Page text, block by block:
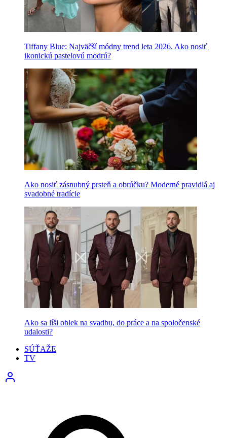
Tiffany Blue: Najväčší módny trend leta 2026. Ako nosiť
ikonickú pastelovú modrú?
Ako nosiť zásnubný prsteň a obrúčku? Moderné pravidlá aj
svadobné tradície
Ako sa líši oblek na svadbu, do práce a na spoločenské
udalosti?
SÚŤAŽE
TV